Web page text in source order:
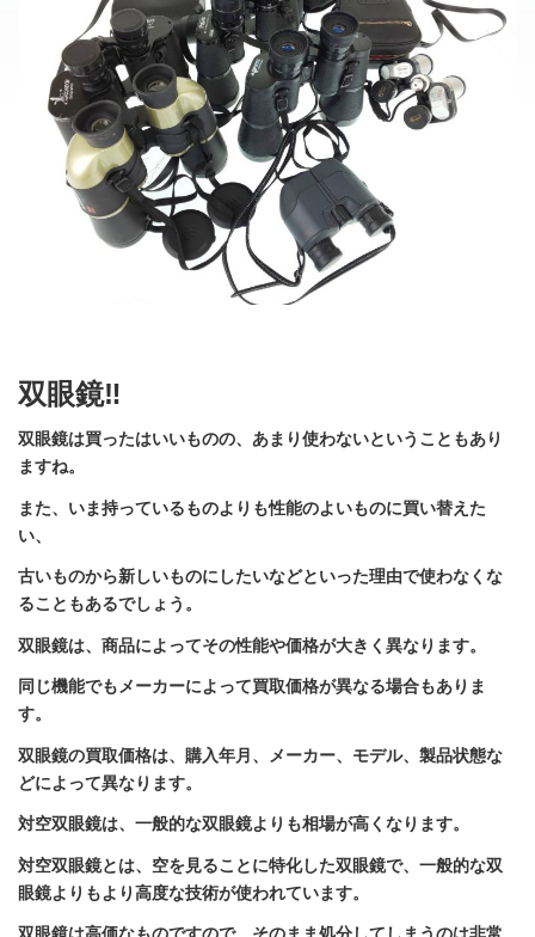
双眼鏡‼
双眼鏡は買ったはいいものの、あまり使わないということもあり
ますね。
また、いま持っているものよりも性能のよいものに買い替えた
い、
古いものから新しいものにしたいなどといった理由で使わなくな
ることもあるでしょう。
双眼鏡は、商品によってその性能や価格が大きく異なります。
同じ機能でもメーカーによって買取価格が異なる場合もありま
す。
双眼鏡の買取価格は、購入年月、メーカー、モデル、製品状態な
どによって異なります。
対空双眼鏡は、一般的な双眼鏡よりも相場が高くなります。
対空双眼鏡とは、空を見ることに特化した双眼鏡で、一般的な双
眼鏡よりもより高度な技術が使われています。
双眼鏡は高価なものですので、そのまま処分してしまうのは非常